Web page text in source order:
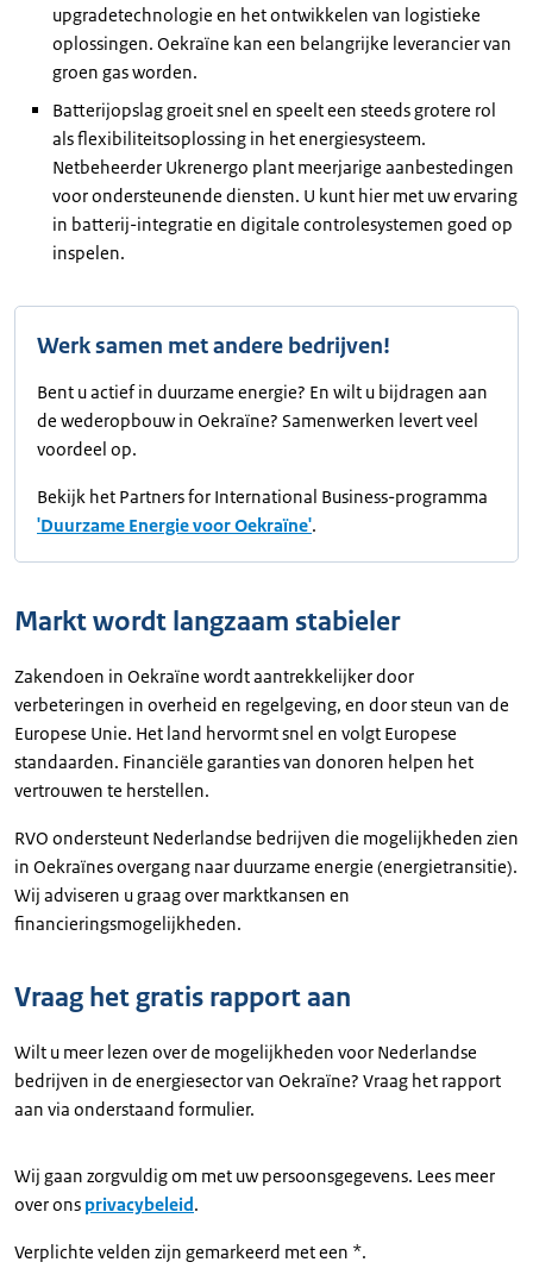
upgradetechnologie en het ontwikkelen van logistieke
oplossingen. Oekraïne kan een belangrijke leverancier van
groen gas worden.
Batterijopslag groeit snel en speelt een steeds grotere rol
als flexibiliteitsoplossing in het energiesysteem.
Netbeheerder Ukrenergo plant meerjarige aanbestedingen
voor ondersteunende diensten. U kunt hier met uw ervaring
in batterij-integratie en digitale controlesystemen goed op
inspelen.
Werk samen met andere bedrijven!
Bent u actief in duurzame energie? En wilt u bijdragen aan
de wederopbouw in Oekraïne? Samenwerken levert veel
voordeel op.
Bekijk het Partners for International Business-programma
'Duurzame Energie voor Oekraïne'.
Markt wordt langzaam stabieler
Zakendoen in Oekraïne wordt aantrekkelijker door
verbeteringen in overheid en regelgeving, en door steun van de
Europese Unie. Het land hervormt snel en volgt Europese
standaarden. Financiële garanties van donoren helpen het
vertrouwen te herstellen.
RVO ondersteunt Nederlandse bedrijven die mogelijkheden zien
in Oekraïnes overgang naar duurzame energie (energietransitie).
Wij adviseren u graag over marktkansen en
financieringsmogelijkheden.
Vraag het gratis rapport aan
Wilt u meer lezen over de mogelijkheden voor Nederlandse
bedrijven in de energiesector van Oekraïne? Vraag het rapport
aan via onderstaand formulier.
Wij gaan zorgvuldig om met uw persoonsgegevens. Lees meer
over ons privacybeleid.
Verplichte velden zijn gemarkeerd met een *.